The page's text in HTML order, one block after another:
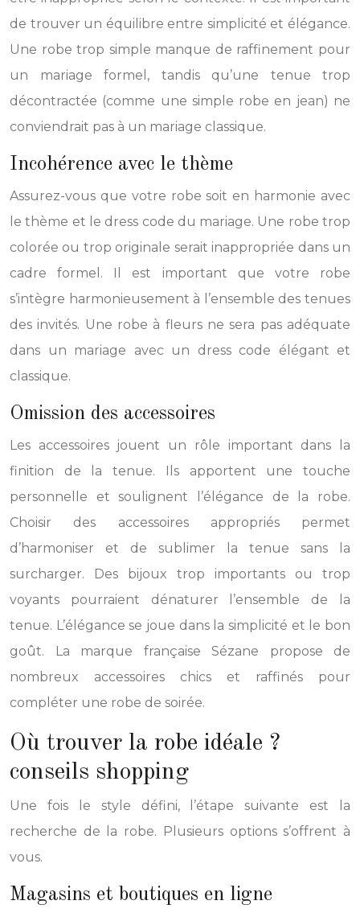
de trouver un équilibre entre simplicité et élégance.
Une robe trop simple manque de raffinement pour
un mariage formel, tandis qu’une tenue trop
décontractée (comme une simple robe en jean) ne
conviendrait pas à un mariage classique.
Incohérence avec le thème
Assurez-vous que votre robe soit en harmonie avec
le thème et le dress code du mariage. Une robe trop
colorée ou trop originale serait inappropriée dans un
cadre formel. Il est important que votre robe
s’intègre harmonieusement à l’ensemble des tenues
des invités. Une robe à fleurs ne sera pas adéquate
dans un mariage avec un dress code élégant et
classique.
Omission des accessoires
Les accessoires jouent un rôle important dans la
finition de la tenue. Ils apportent une touche
personnelle et soulignent l’élégance de la robe.
Choisir des accessoires appropriés permet
d’harmoniser et de sublimer la tenue sans la
surcharger. Des bijoux trop importants ou trop
voyants pourraient dénaturer l’ensemble de la
tenue. L’élégance se joue dans la simplicité et le bon
goût. La marque française Sézane propose de
nombreux accessoires chics et raffinés pour
compléter une robe de soirée.
Où trouver la robe idéale ?
conseils shopping
Une fois le style défini, l’étape suivante est la
recherche de la robe. Plusieurs options s’offrent à
vous.
Magasins et boutiques en ligne